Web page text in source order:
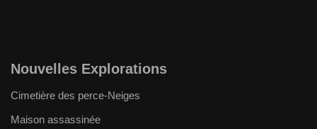
Nouvelles Explorations
Cimetière des perce-Neiges
Maison assassinée